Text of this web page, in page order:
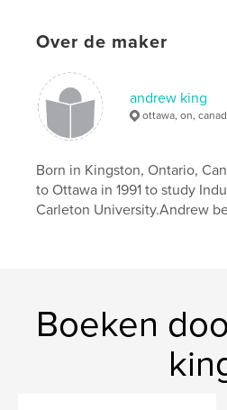
TaalEnglish
Trefwoorden
lighthouses , history ,
Over de maker
andrew king
ottawa, on,
Born in Kingston, Ontario,
to Ottawa in 1991 to study
Carleton University. ​ Andrew
Boeken